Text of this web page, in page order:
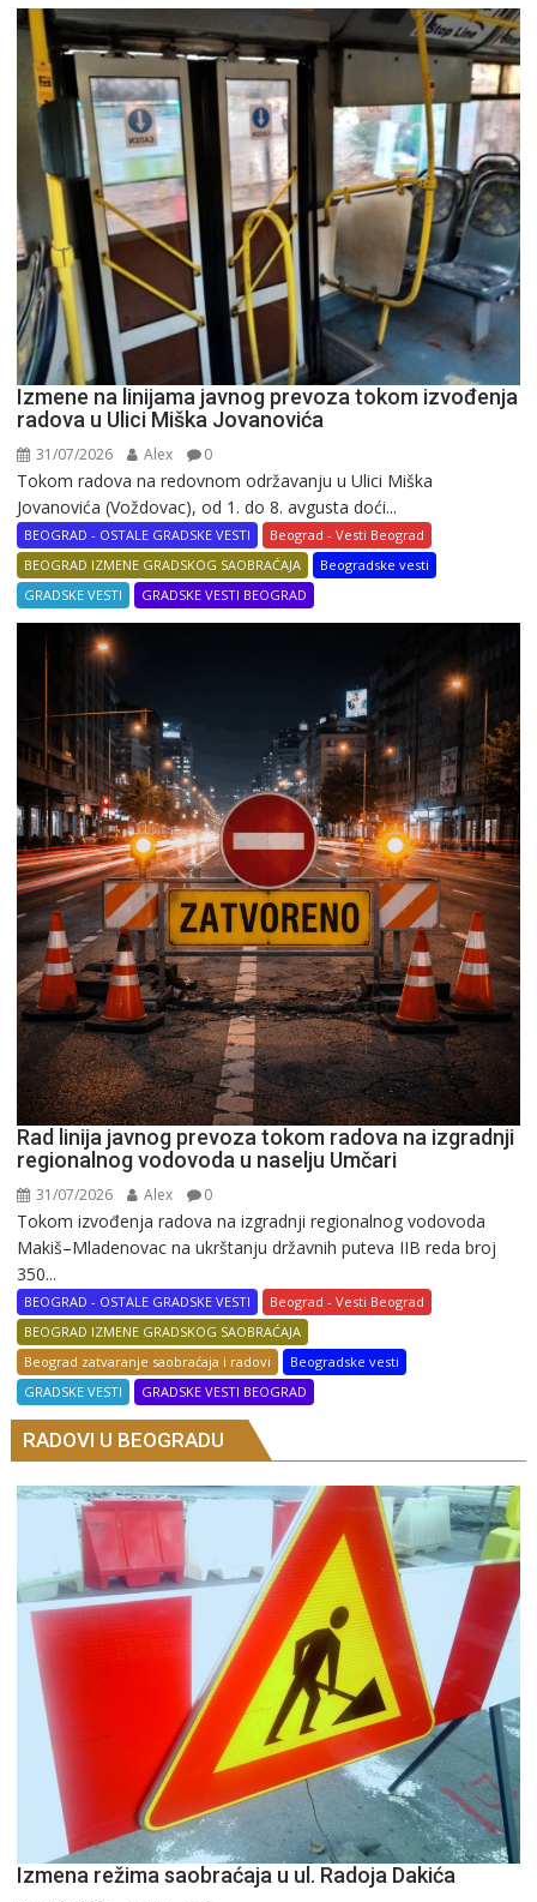
Izmene na linijama javnog prevoza tokom izvođenja
radova u Ulici Miška Jovanovića
31/07/2026 Alex 0
Tokom radova na redovnom održavanju u Ulici Miška
Jovanovića (Voždovac), od 1. do 8. avgusta doći...
BEOGRAD - OSTALE GRADSKE VESTI
Beograd - Vesti Beograd
BEOGRAD IZMENE GRADSKOG SAOBRAĆAJA
Beogradske vesti
GRADSKE VESTI
GRADSKE VESTI BEOGRAD
Rad linija javnog prevoza tokom radova na izgradnji
regionalnog vodovoda u naselju Umčari
31/07/2026 Alex 0
Tokom izvođenja radova na izgradnji regionalnog vodovoda
Makiš–Mladenovac na ukrštanju državnih puteva IIB reda broj
350...
BEOGRAD - OSTALE GRADSKE VESTI
Beograd - Vesti Beograd
BEOGRAD IZMENE GRADSKOG SAOBRAĆAJA
Beograd zatvaranje saobraćaja i radovi
Beogradske vesti
GRADSKE VESTI
GRADSKE VESTI BEOGRAD
RADOVI U BEOGRADU
Izmena režima saobraćaja u ul. Radoja Dakića